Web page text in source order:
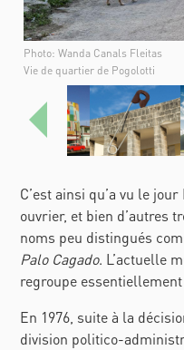
Photo: Wanda Canals Fleitas
Vie de quartier de Pogolotti
Anterior
C’est ainsi qu’a vu le
ouvrier, et bien d’autres
noms peu distingués
Palo Cagado. L’actuelle
regroupe
En 1976, suite à la
division politico-